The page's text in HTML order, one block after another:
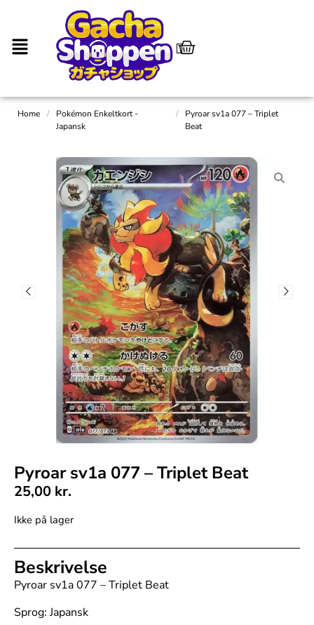
Home /
Pokémon Enkeltkort -
Japansk
/
Pyroar sv1a 077 – Triplet
Beat
Pyroar sv1a 077 – Triplet Beat
25,00 kr.
Ikke på lager
Beskrivelse
Pyroar sv1a 077 – Triplet Beat
Sprog: Japansk